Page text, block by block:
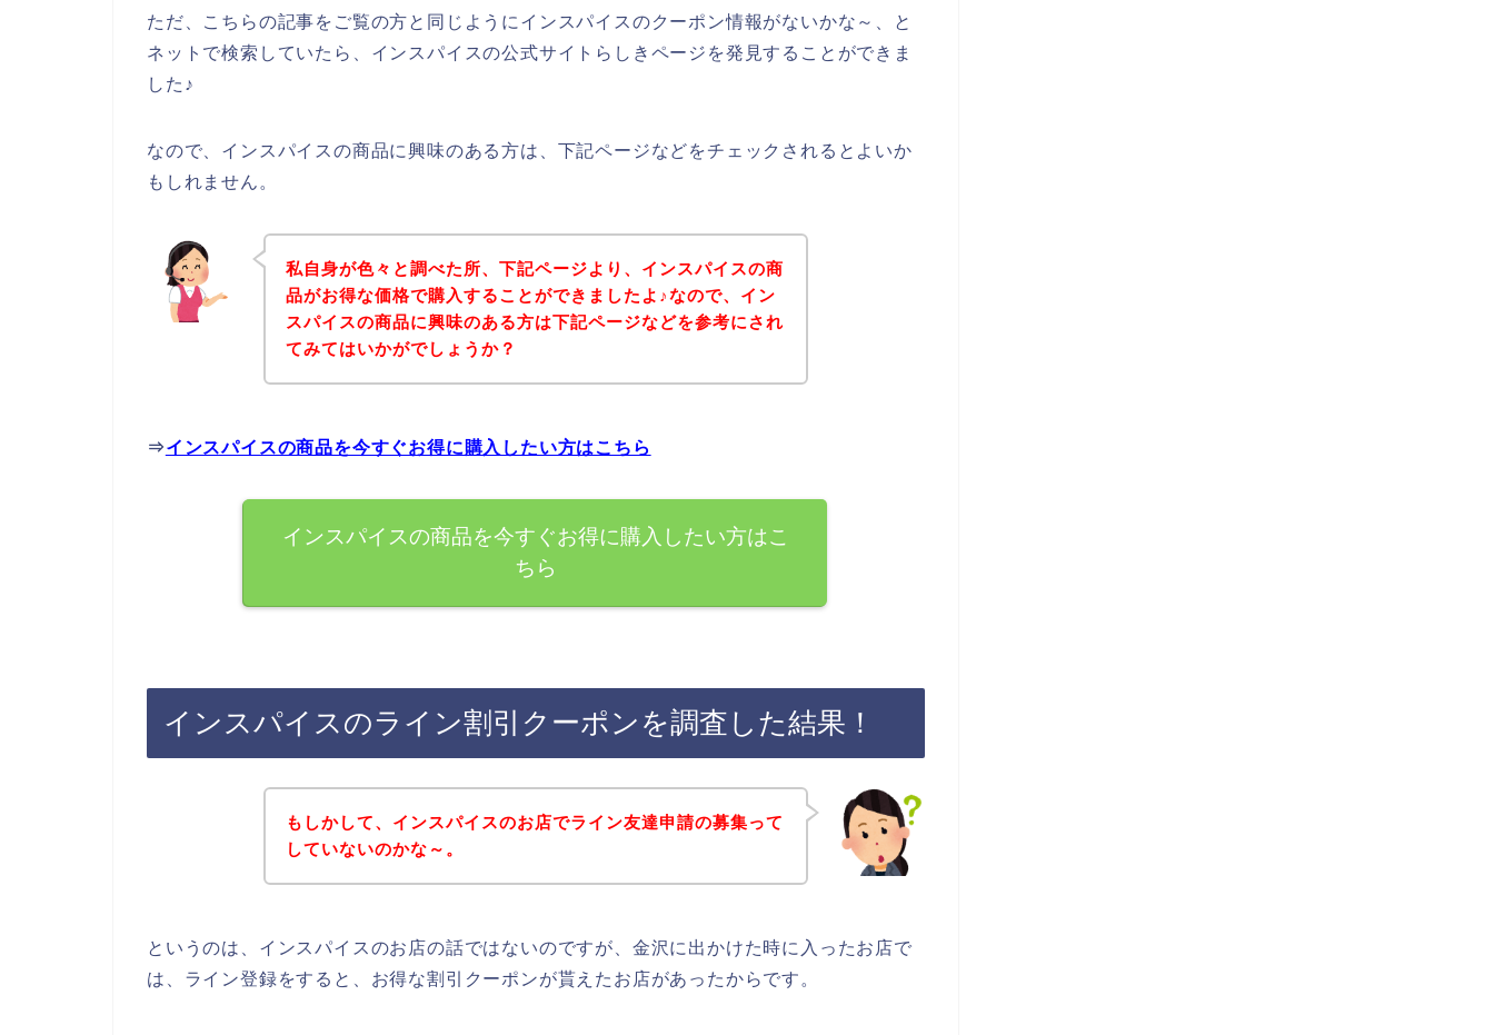
ただ、こちらの記事をご覧の方と同じようにインスパイスのクーポン情報がないかな～、と
ネットで検索していたら、インスパイスの公式サイトらしきページを発見することができま
した♪
なので、インスパイスの商品に興味のある方は、下記ページなどをチェックされるとよいか
もしれません。
私自身が色々と調べた所、下記ページより、インスパイスの商
品がお得な価格で購入することができましたよ♪なので、イン
スパイスの商品に興味のある方は下記ページなどを参考にされ
てみてはいかがでしょうか？
⇒インスパイスの商品を今すぐお得に購入したい方はこちら
インスパイスの商品を今すぐお得に購入したい方はこ
ちら
インスパイスのライン割引クーポンを調査した結果！
もしかして、インスパイスのお店でライン友達申請の募集って
していないのかな～。
というのは、インスパイスのお店の話ではないのですが、金沢に出かけた時に入ったお店で
は、ライン登録をすると、お得な割引クーポンが貰えたお店があったからです。